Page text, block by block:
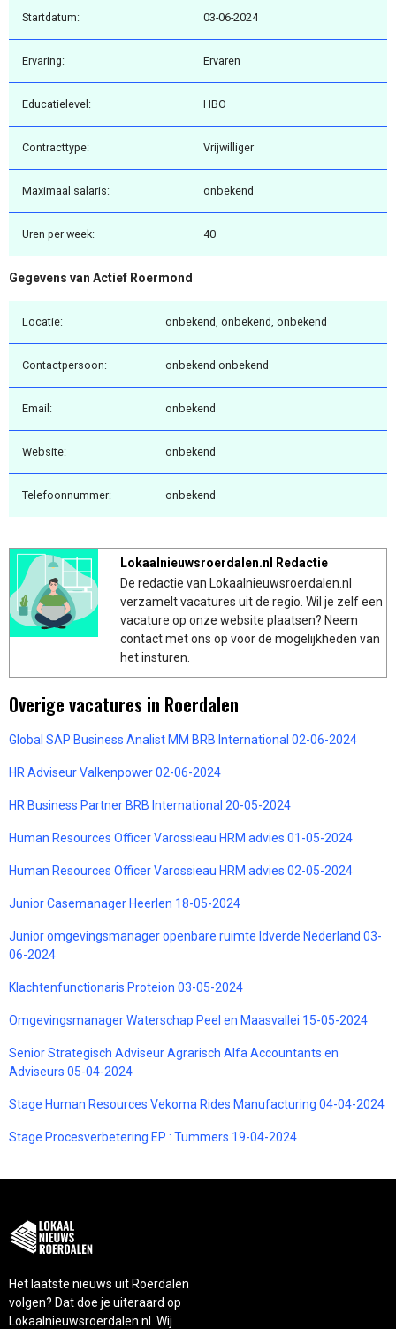
Startdatum: 03-06-2024
Ervaring: Ervaren
Educatielevel: HBO
Contracttype: Vrijwilliger
Maximaal salaris: onbekend
Uren per week: 40
Gegevens van Actief Roermond
Locatie: onbekend, onbekend, onbekend
Contactpersoon: onbekend onbekend
Email: onbekend
Website: onbekend
Telefoonnummer: onbekend
Lokaalnieuwsroerdalen.nl Redactie
De redactie van Lokaalnieuwsroerdalen.nl
verzamelt vacatures uit de regio. Wil je zelf een
vacature op onze website plaatsen? Neem
contact met ons op voor de mogelijkheden van
het insturen.
Overige vacatures in Roerdalen
Global SAP Business Analist MM BRB International 02-06-2024
HR Adviseur Valkenpower 02-06-2024
HR Business Partner BRB International 20-05-2024
Human Resources Officer Varossieau HRM advies 01-05-2024
Human Resources Officer Varossieau HRM advies 02-05-2024
Junior Casemanager Heerlen 18-05-2024
Junior omgevingsmanager openbare ruimte Idverde Nederland 03-
06-2024
Klachtenfunctionaris Proteion 03-05-2024
Omgevingsmanager Waterschap Peel en Maasvallei 15-05-2024
Senior Strategisch Adviseur Agrarisch Alfa Accountants en
Adviseurs 05-04-2024
Stage Human Resources Vekoma Rides Manufacturing 04-04-2024
Stage Procesverbetering EP : Tummers 19-04-2024
Het laatste nieuws uit Roerdalen
volgen? Dat doe je uiteraard op
Lokaalnieuwsroerdalen.nl. Wij